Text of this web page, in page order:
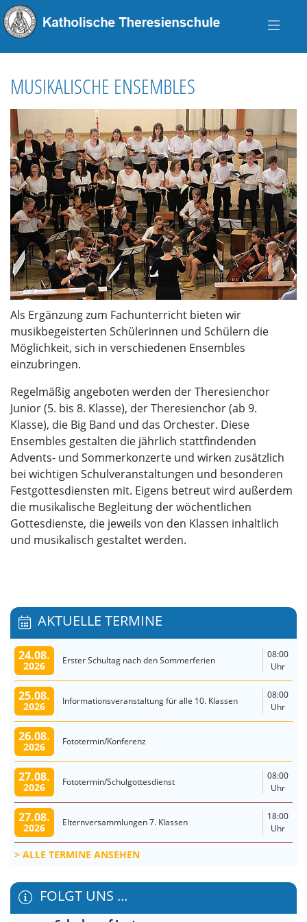
MUSIKALISCHE ENSEMBLES
Als Ergänzung zum Fachunterricht bieten wir
musikbegeisterten Schülerinnen und Schülern die
Möglichkeit, sich in verschiedenen Ensembles
einzubringen.
Regelmäßig angeboten werden der Theresienchor
Junior (5. bis 8. Klasse), der Theresienchor (ab 9.
Klasse), die Big Band und das Orchester. Diese
Ensembles gestalten die jährlich stattfindenden
Advents- und Sommerkonzerte und wirken zusätzlich
bei wichtigen Schulveranstaltungen und besonderen
Festgottesdiensten mit. Eigens betreut wird außerdem
die musikalische Begleitung der wöchentlichen
Gottesdienste, die jeweils von den Klassen inhaltlich
und musikalisch gestaltet werden.
AKTUELLE TERMINE
24.08.
2026 Erster Schultag nach den Sommerferien
08:00
Uhr
25.08.
2026 Informationsveranstaltung für alle 10. Klassen
08:00
Uhr
26.08.
2026 Fototermin/Konferenz
27.08.
2026 Fototermin/Schulgottesdienst
08:00
Uhr
27.08.
2026 Elternversammlungen 7. Klassen
18:00
Uhr
ALLE TERMINE ANSEHEN
FOLGT UNS ...